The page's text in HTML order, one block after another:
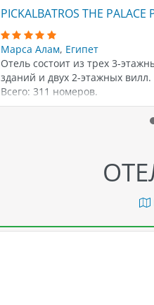
PICKALBATROS THE PALACE
Марса Алам, Египет
Отель состоит из трех 3-
зданий и двух 2-этажных вилл.
Всего: 311 номеров.